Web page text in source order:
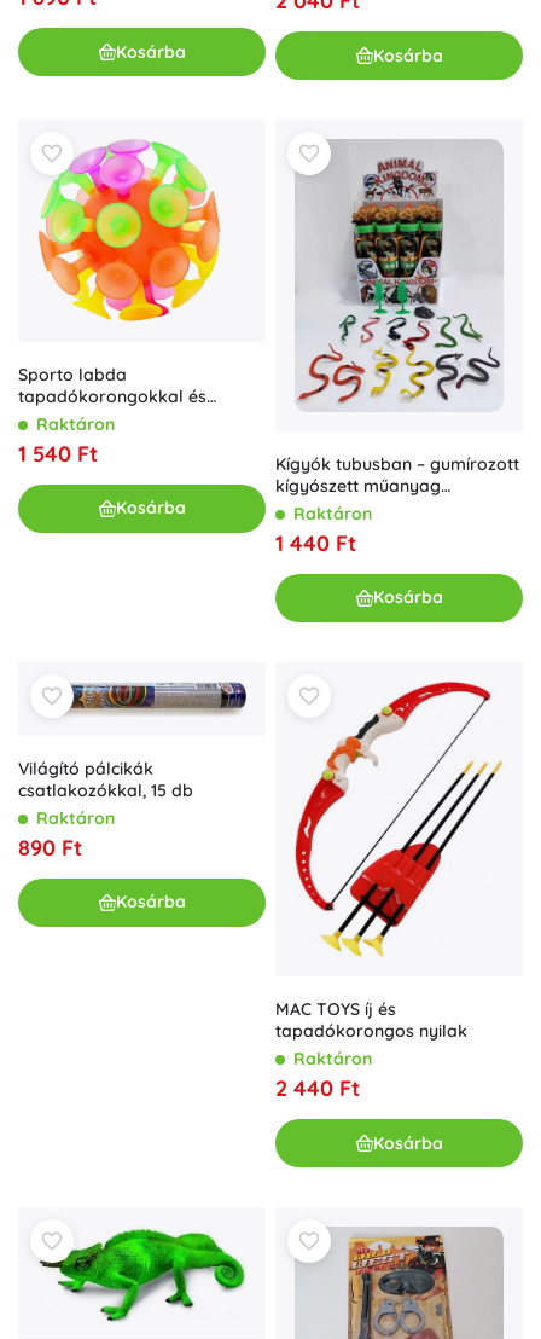
Kosárba Kosárba
Sporto labda
tapadókorongokkal és
fénnyel, 10 cm
Raktáron
1 540 Ft
Kosárba
Kígyók tubusban – gumírozott
kígyószett műanyag
dobozban
Raktáron
1 440 Ft
Kosárba
Világító pálcikák
csatlakozókkal, 15 db
Raktáron
890 Ft
Kosárba
MAC TOYS íj és
tapadókorongos nyilak
Raktáron
2 440 Ft
Kosárba